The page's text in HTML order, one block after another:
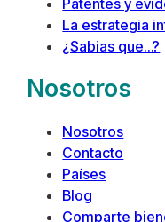
Patentes y
La estrategia
¿Sabias que…?
Nosotros
Nosotros
Contacto
Países
Blog
Comparte